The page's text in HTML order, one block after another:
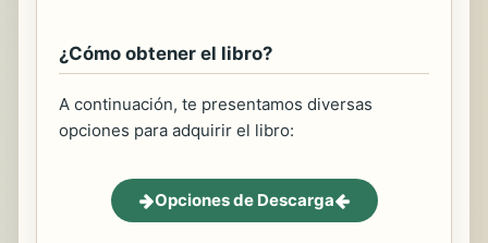
¿Cómo obtener el libro?
A continuación, te presentamos diversas
opciones para adquirir el libro:
Opciones de Descarga